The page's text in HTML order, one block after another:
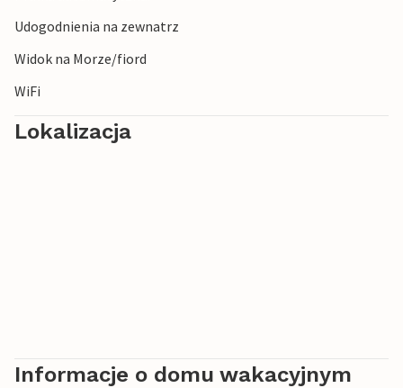
Udogodnienia na zewnatrz
Widok na Morze/fiord
WiFi
Lokalizacja
Informacje o domu wakacyjnym